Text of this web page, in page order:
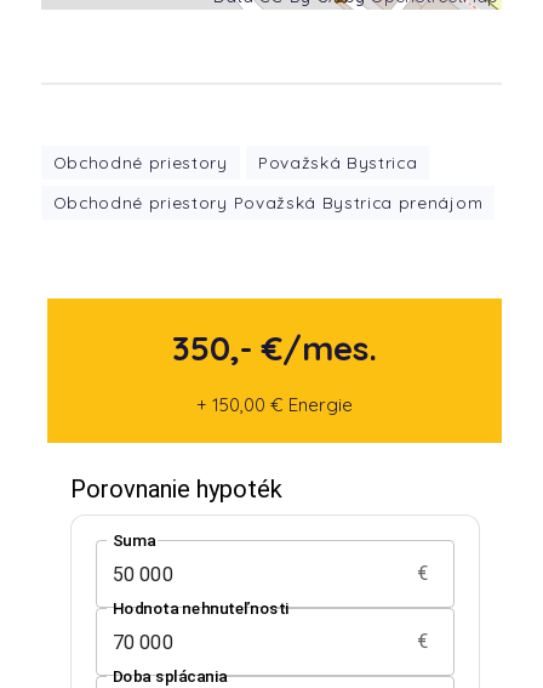
Obchodné priestory
Považská Bystrica
Obchodné priestory Považská Bystrica prenájom
350,- €/mes.
+ 150,00 € Energie